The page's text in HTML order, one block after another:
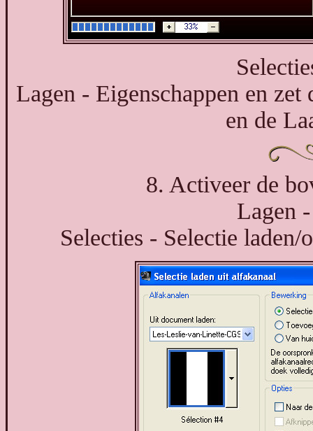
Lagen - Eigenschappen en
en de
8. Activeer de
Lagen
Selecties - Selectie